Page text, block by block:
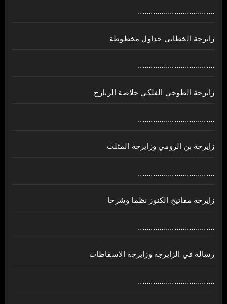
....................................
زايرجة الخطابي جداول مخطوطة
....................................
زايرجة الطوخي الفلكي خلاصة الزيارج
....................................
زايرجة بن الرومي وزايرجة المثلث
....................................
زايرجة مفاتيح الكنوز نظما وشرحا
....................................
رسالة في الزايرجة وزايرجة الاسقاطات
....................................